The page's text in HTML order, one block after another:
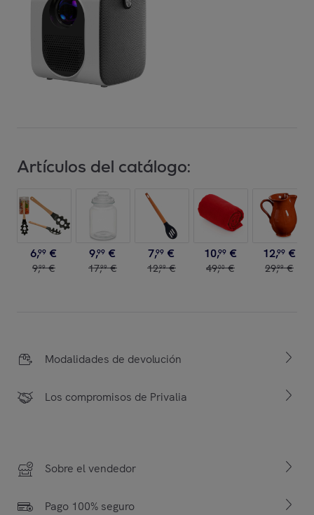
Artículos del catálogo:
6,99 €
9,99 €
9,99 €
17,99 €
7,99 €
12,99 €
10,99 €
49,00 €
12,99 €
29,99 €
Modalidades de devolución
Los compromisos de Privalia
Sobre el vendedor
Pago 100% seguro